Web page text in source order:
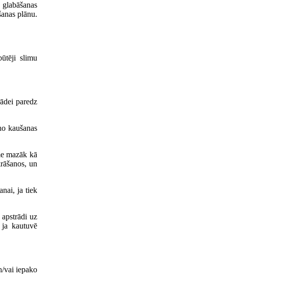
plānu.
slimu
paredz
kaušanas
mazāk kā
un
ja tiek
uz
kautuvē
vai iepako